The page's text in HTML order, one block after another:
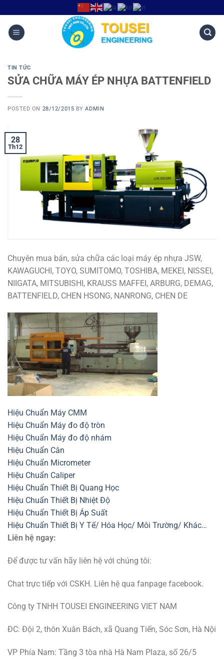
TIN TỨC
SỬA CHỮA MÁY ÉP NHỰA BATTENFIELD
POSTED ON 28/12/2015 BYADMIN
28
Th12
Chuyên mua bán, sửa chữa các loại máy ép nhựa JSW,
KAWAGUCHI, TOYO, SUMITOMO, TOSHIBA, MEKEI, NISSEI,
NIIGATA, MITSUBISHI, KRAUSS MAFFEI, ARBURG, DEMAG,
BATTENFIELD, CHEN HSONG, NANRONG, CHEN DE
Hiệu Chuẩn Máy CMM
Hiệu Chuẩn Máy đo độ tròn
Hiệu Chuẩn Máy đo độ nhám
Hiệu Chuẩn Cân
Hiệu Chuẩn Micrometer
Hiệu Chuẩn Caliper
Hiệu Chuẩn Thiết Bị Quang Học
Hiệu Chuẩn Thiết Bị Nhiệt Độ
Hiệu Chuẩn Thiết Bị Áp Suất
Hiệu Chuẩn Thiết Bị Y Tế/ Hóa Học/ Môi Trường/ Khác…
Liên hệ ngay:
Để được tư vấn hãy liên hệ với chúng tôi:
Chat trực tiếp với CSKH. Liên hệ qua fanpage facebook.
Công ty TNHH TOUSEI ENGINEERING VIET NAM
ĐC: Đội 2, thôn Xuân Bách, xã Quang Tiến, Sóc Sơn, Hà Nội
VP Phía Nam: Tầng 3 tòa nhà Hà Nam Plaza, số 26/5